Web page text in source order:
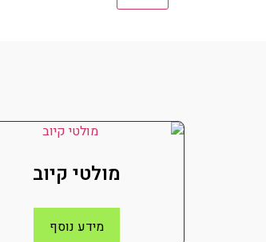
מולטי קיוב
מידע נוסף